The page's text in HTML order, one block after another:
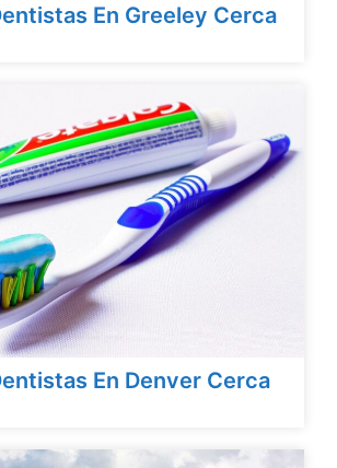
En Greeley Cerca
En Denver Cerca